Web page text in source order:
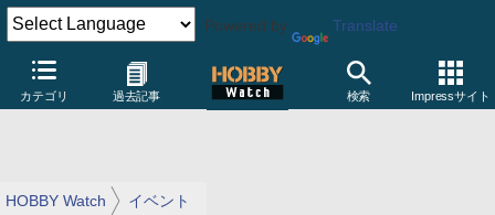
Powered by Translate
カテゴリ 過去記事 検索 Impressサイト
HOBBY Watch イベント